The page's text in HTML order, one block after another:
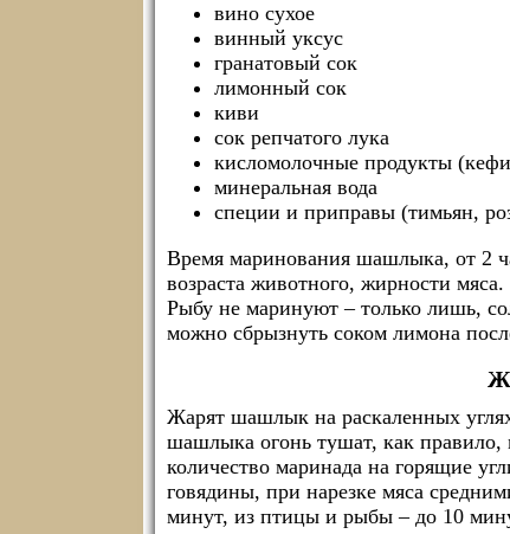
вино сухое
винный уксус
гранатовый сок
лимонный сок
киви
сок репчатого лука
кисломолочные продукты
минеральная вода
специи и приправы (тимьян,
Время маринования шашлыка, от 2
возраста животного, жирности мяса.
Рыбу не маринуют – только лишь,
можно сбрызнуть соком лимона
Жарят шашлык на раскаленных
шашлыка огонь тушат, как
количество маринада на горящие
говядины, при нарезке мяса
минут, из птицы и рыбы – до 10